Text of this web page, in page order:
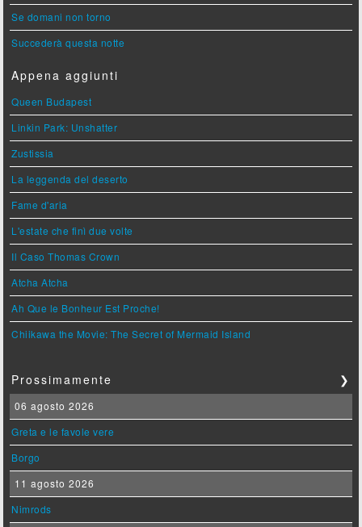
Se domani non torno
Succederà questa notte
Appena aggiunti
Queen Budapest
Linkin Park: Unshatter
Zustissia
La leggenda del deserto
Fame d'aria
L'estate che finì due volte
Il Caso Thomas Crown
Atcha Atcha
Ah Que le Bonheur Est Proche!
Chiikawa the Movie: The Secret of Mermaid Island
Prossimamente ❯
06 agosto 2026
Greta e le favole vere
Borgo
11 agosto 2026
Nimrods